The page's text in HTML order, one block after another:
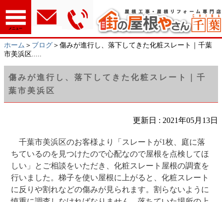
メニュー
ホーム ＞ ブログ ＞傷みが進行し、落下してきた化粧スレート｜千葉
市美浜区.....
傷みが進行し、落下してきた化粧スレート｜千
葉市美浜区
更新日 : 2021年05月13日
千葉市美浜区のお客様より「スレートが1枚、庭に落
ちているのを見つけたので心配なので屋根を点検してほ
しい」とご相談をいただき、化粧スレート屋根の調査を
行いました。梯子を使い屋根に上がると、化粧スレート
に反りや割れなどの傷みが見られます。割らないように